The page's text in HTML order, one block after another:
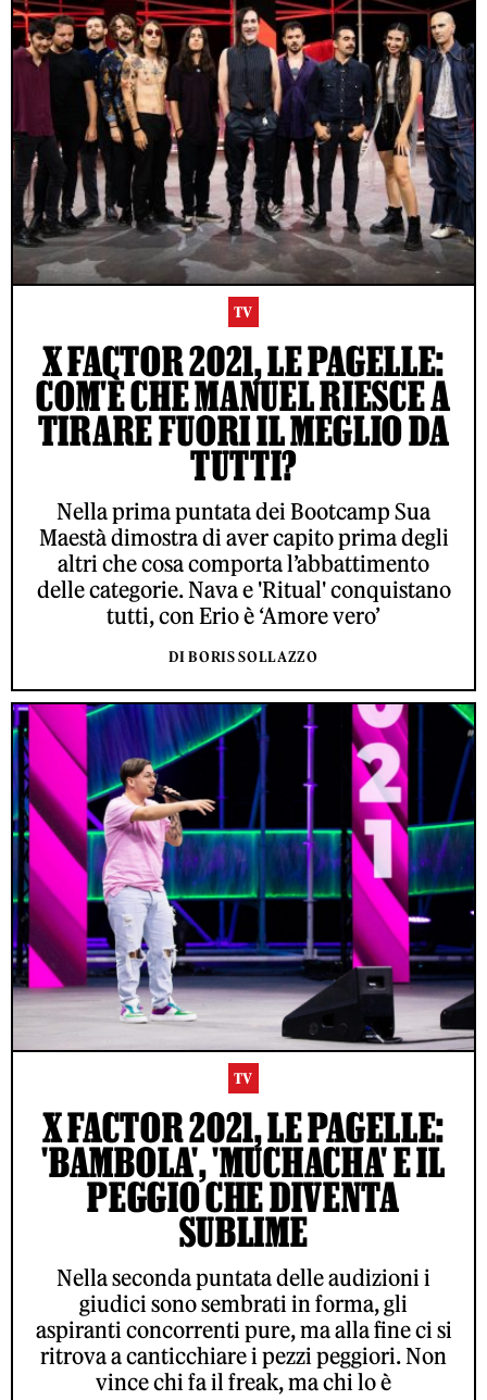
TV
X FACTOR 2021, LE PAGELLE:
COM'È CHE MANUEL RIESCE A
TIRARE FUORI IL MEGLIO DA
TUTTI?
Nella prima puntata dei Bootcamp Sua
Maestà dimostra di aver capito prima degli
altri che cosa comporta l’abbattimento
delle categorie. Nava e 'Ritual' conquistano
tutti, con Erio è ‘Amore vero’
DI BORIS SOLLAZZO
TV
X FACTOR 2021, LE PAGELLE:
'BAMBOLA', 'MUCHACHA' E IL
PEGGIO CHE DIVENTA
SUBLIME
Nella seconda puntata delle audizioni i
giudici sono sembrati in forma, gli
aspiranti concorrenti pure, ma alla fine ci si
ritrova a canticchiare i pezzi peggiori. Non
vince chi fa il freak, ma chi lo è